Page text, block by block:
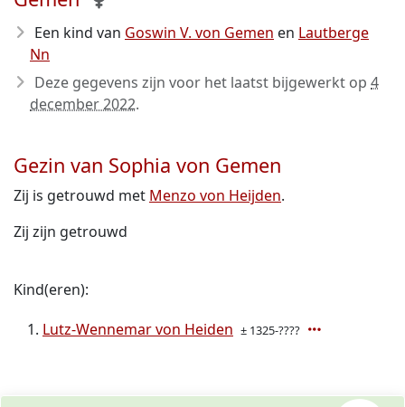
Een kind van Goswin V. von Gemen en Lautberge
Nn
Deze gegevens zijn voor het laatst bijgewerkt op 4
december 2022.
Gezin van Sophia von Gemen
Zij is getrouwd met Menzo von Heijden.
Zij zijn getrouwd
Kind(eren):
Lutz-Wennemar von Heiden ± 1325-????